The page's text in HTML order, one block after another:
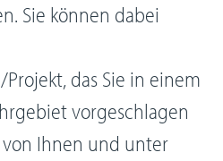
Sie können dabei
das Sie in einem
vorgeschlagen
Ihnen und unter